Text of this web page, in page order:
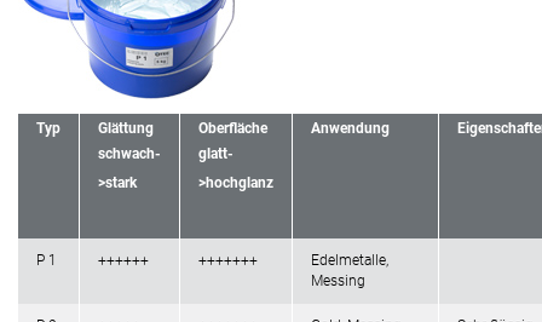
Typ
Glättung
schwach-
>stark
Oberfläche
glatt-
>hochglanz
Anwendung
P 1 ++++++ +++++++
Edelmetalle,
Messing